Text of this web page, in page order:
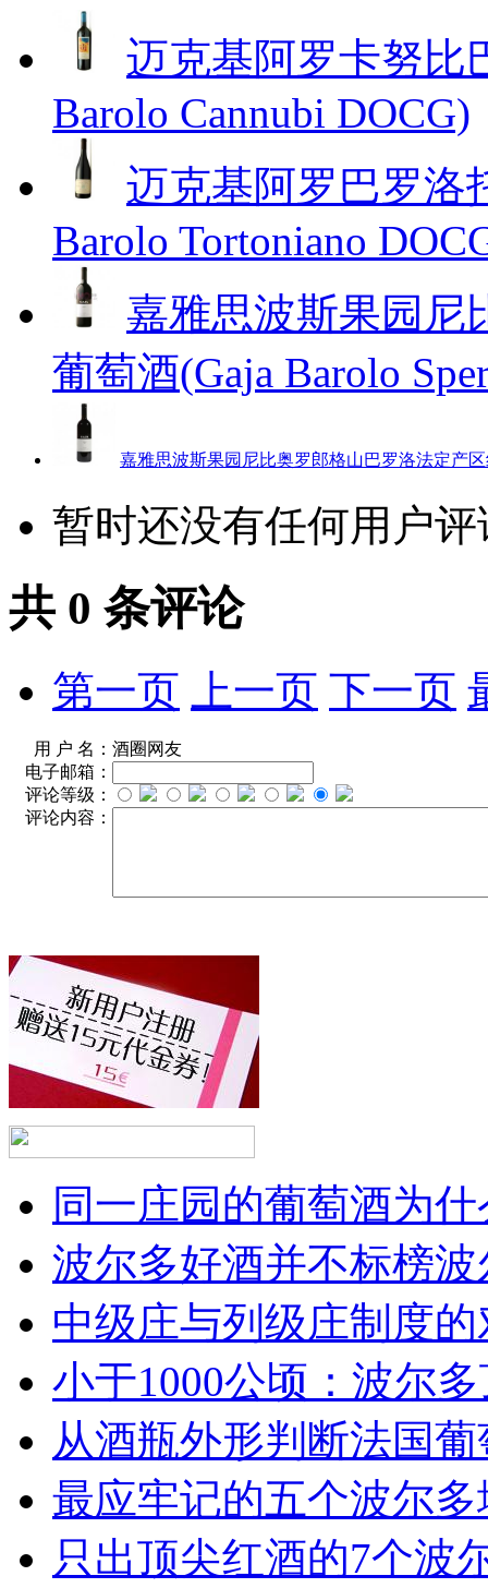
迈克基阿罗卡努比
Barolo Cannubi DOCG)
迈克基阿罗巴罗洛
Barolo Tortoniano
嘉雅思波斯果园尼
葡萄酒(Gaja Barolo
嘉雅思波斯果园尼比奥罗郎格山巴罗洛法定产区
暂时还没有任何用户评
共 0 条评论
第一页 上一页 下一页
用 户 名： 酒圈网友
电子邮箱：
评论等级：
评论内容：
同一庄园的葡萄酒为
波尔多好酒并不标榜
中级庄与列级庄制度
小于1000公顷：波尔
从酒瓶外形判断法国
最应牢记的五个波尔多
只出顶尖红酒的7个波